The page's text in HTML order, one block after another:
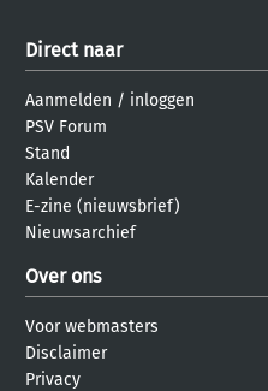
Direct naar
Aanmelden / inloggen
PSV Forum
Stand
Kalender
E-zine (nieuwsbrief)
Nieuwsarchief
Over ons
Voor webmasters
Disclaimer
Privacy